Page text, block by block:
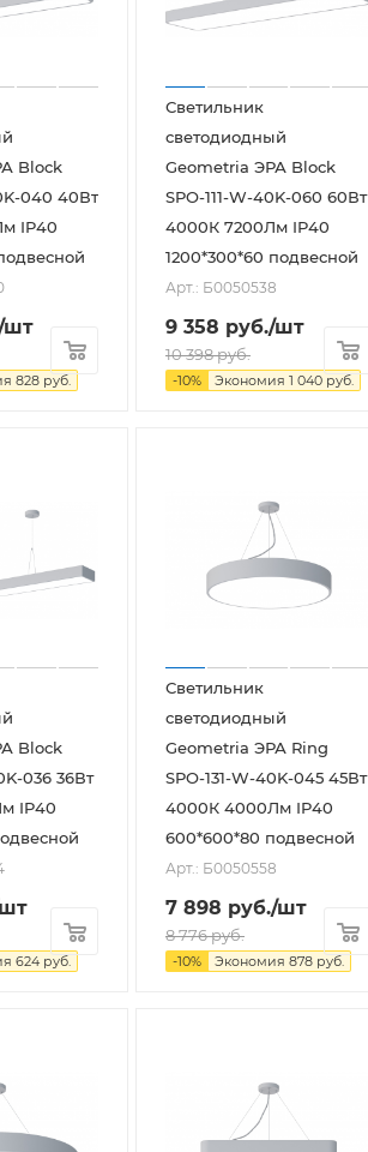
Block
040 40Вт
IP40
шт
828 руб.
Светильник
светодиодный
Geometria ЭРА Block
SPO-111-W-40K-060 60Вт
4000К 7200Лм IP40
1200*300*60 подвесной
Арт.: Б0050538
9 358 руб./шт
10 398руб.
-10% Экономия 1 040 руб.
Block
036 36Вт
IP40
624 руб.
Светильник
светодиодный
Geometria ЭРА Ring
SPO-131-W-40K-045 45Вт
4000К 4000Лм IP40
600*600*80 подвесной
Арт.: Б0050558
7 898 руб./шт
8 776руб.
-10% Экономия 878 руб.